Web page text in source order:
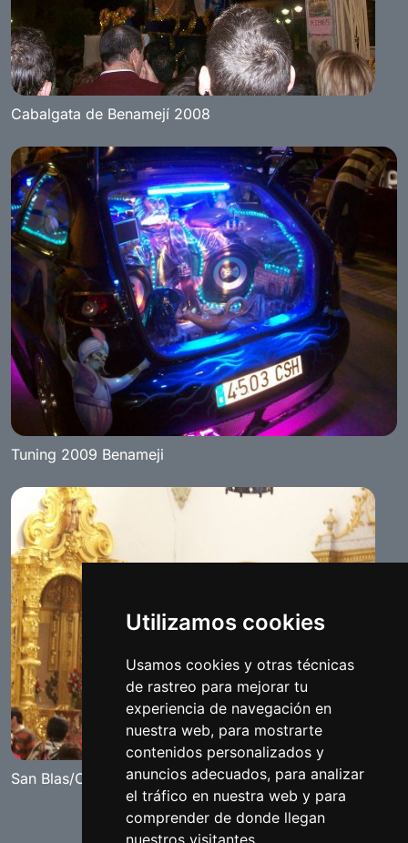
Utilizamos cookies
Usamos cookies y otras técnicas
de rastreo para mejorar tu
experiencia de navegación en
nuestra web, para mostrarte
contenidos personalizados y
anuncios adecuados, para analizar
el tráfico en nuestra web y para
comprender de donde llegan
nuestros visitantes.
Cabalgata de Benamejí 2008
Tuning 2009 Benameji
San Blas/Candelarias